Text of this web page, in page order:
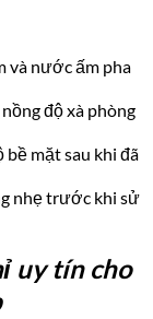
và nước ấm pha
độ xà phòng
mặt sau khi đã
nhẹ trước khi sử
uy tín cho